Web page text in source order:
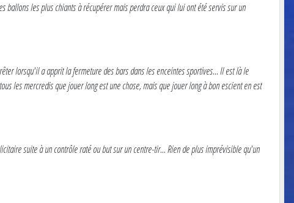
ballons les plus chiants à récupérer mais perdra ceux qui lui ont été servis sur un
lorsqu'il a apprit la fermeture des bars dans les enceintes sportives... Il est là le
les mercredis que jouer long est une chose, mais que jouer long à bon escient en est
suite à un contrôle raté ou but sur un centre-tir... Rien de plus imprévisible qu'un